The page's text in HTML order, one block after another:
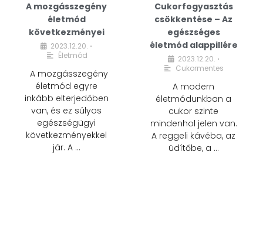
A mozgásszegény
életmód
következményei
2023.12.20. •
Életmód
A mozgásszegény
életmód egyre
inkább elterjedőben
van, és ez súlyos
egészségügyi
következményekkel
jár. A …
Cukorfogyasztás
csökkentése – Az
egészséges
életmód alappillére
2023.12.20. •
Cukormentes
A modern
életmódunkban a
cukor szinte
mindenhol jelen van.
A reggeli kávéba, az
üdítőbe, a …